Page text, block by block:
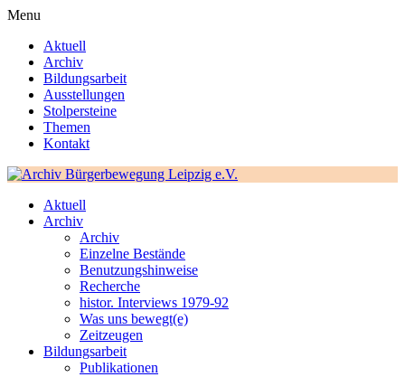
Menu
Aktuell
Archiv
Bildungsarbeit
Ausstellungen
Stolpersteine
Themen
Kontakt
Aktuell
Archiv
Archiv
Einzelne Bestände
Benutzungshinweise
Recherche
histor. Interviews 1979-92
Was uns bewegt(e)
Zeitzeugen
Bildungsarbeit
Publikationen